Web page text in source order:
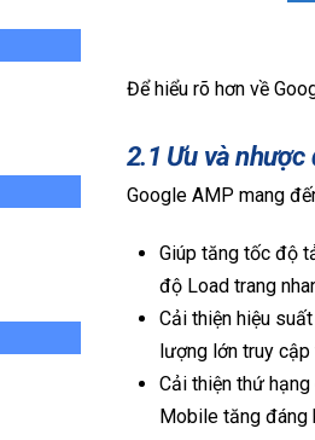
Để hiểu rõ hơn về
2.1 Ưu và
Google AMP mang
Giúp tăng tốc độ
độ Load trang
Cải thiện hiệu
lượng lớn truy
Cải thiện thứ
Mobile tăng đáng